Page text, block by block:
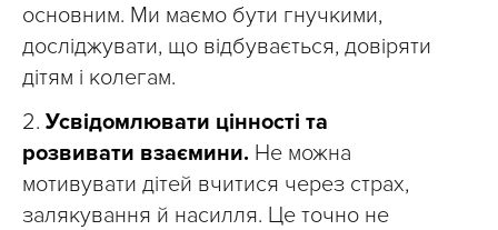
основним. Ми маємо бути гнучкими,
досліджувати, що відбувається, довіряти
дітям і колегам.
2. Усвідомлювати цінності та
розвивати взаємини. Не можна
мотивувати дітей вчитися через страх,
залякування й насилля. Це точно не